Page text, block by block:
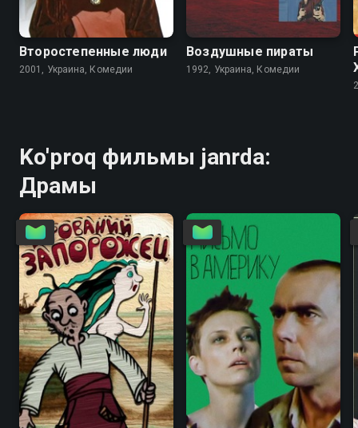
7.2 7.1
Второстепенные люди
2001, Украина, Комедии
Воздушные пираты
1992, Украина, Комедии
Ko'proq фильмы janrda:
Драмы
6.7 6.1